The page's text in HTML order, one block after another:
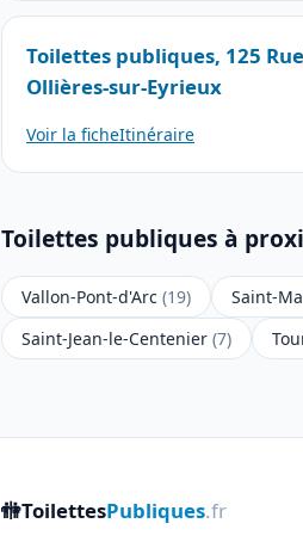
Toilettes publiques, 125
Ollières-sur-Eyrieux
Voir la ficheItinéraire
Toilettes publiques à
Vallon-Pont-d'Arc (19) Saint-
Saint-Jean-le-Centenier (7)
🚻ToilettesPubliques.fr